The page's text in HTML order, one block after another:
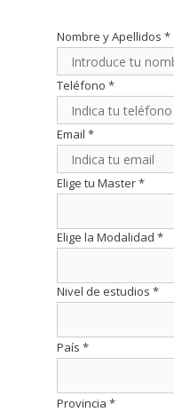
Nombre y Apellidos *
Teléfono *
Email *
Elige tu Master*
Elige la Modalidad *
Nivel de estudios *
País *
Provincia *